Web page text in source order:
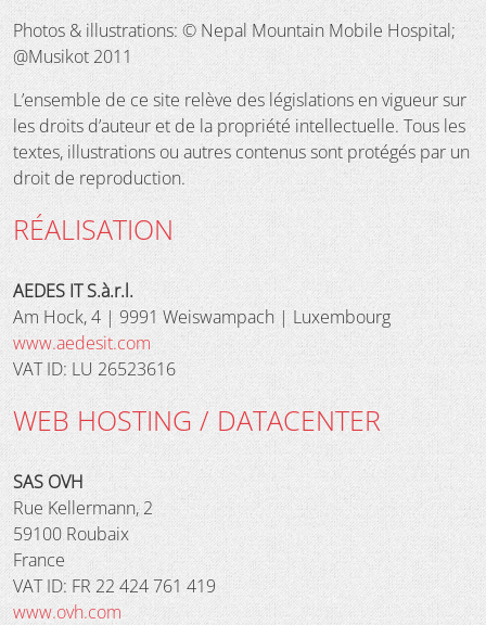
Photos & illustrations: © Nepal Mountain Mobile Hospital;
@Musikot 2011
L’ensemble de ce site relève des législations en vigueur sur
les droits d’auteur et de la propriété intellectuelle. Tous les
textes, illustrations ou autres contenus sont protégés par un
droit de reproduction.
RÉALISATION
AEDES IT S.à.r.l.
Am Hock, 4 | 9991 Weiswampach | Luxembourg
www.aedesit.com
VAT ID: LU 26523616
WEB HOSTING / DATACENTER
SAS OVH
Rue Kellermann, 2
59100 Roubaix
France
VAT ID: FR 22 424 761 419
www.ovh.com